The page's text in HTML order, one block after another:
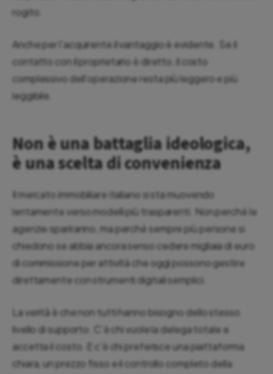
rogito.
Anche per l’acquirente il vantaggio è evidente. Se il
contatto con il proprietario è diretto, il costo
complessivo dell’operazione resta più leggero e più
leggibile.
Non è una battaglia ideologica,
è una scelta di convenienza
Il mercato immobiliare italiano si sta muovendo
lentamente verso modelli più trasparenti. Non perché le
agenzie spariranno, ma perché sempre più persone si
chiedono se abbia ancora senso cedere migliaia di euro
di commissione per attività che oggi possono gestire
direttamente con strumenti digitali semplici.
La verità è che non tutti hanno bisogno dello stesso
livello di supporto. C’è chi vuole la delega totale e
accetta il costo. E c’è chi preferisce una piattaforma
chiara, un prezzo fisso e il controllo completo della